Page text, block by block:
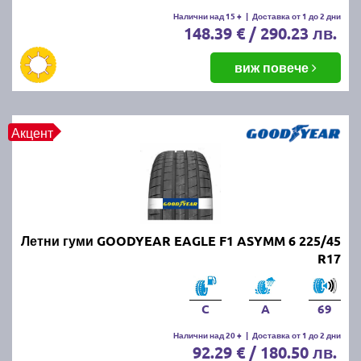
Летните гуми се считат за износени, когато
дълбочината на протектора падне под 1.6 мм.
Въпреки това, за по-добро сцепление и
безопасност се препоръчва смяната им при
дълбочина под 3 мм.
ПРОЧЕТИ ОЩЕ:Има ли закон за зимни гуми в
България?
Можем ли да шофираме със
зимни гуми през лятото?
Въпреки че е законно, не се препоръчва, защото
зимните гуми са направени от по-мека смес, която
се износва по-бързо при високи температури.
Освен това, те имат по-дълъг спирачен път и по-
слабо сцепление на суха и мокра настилка през
Налични над 15 + | Доставка от 1 до 2 дни
148.39 € / 290.23 лв.
виж повече
Акцент
Летни гуми GOODYEAR EAGLE F1 ASYMM 6 225/45
R17
C A 69
Налични над 20 + | Доставка от 1 до 2 дни
92.29 € / 180.50 лв.